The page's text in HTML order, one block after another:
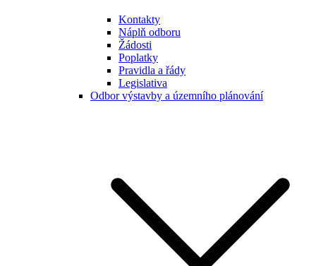
Kontakty
Náplň odboru
Žádosti
Poplatky
Pravidla a řády
Legislativa
Odbor výstavby a územního plánování